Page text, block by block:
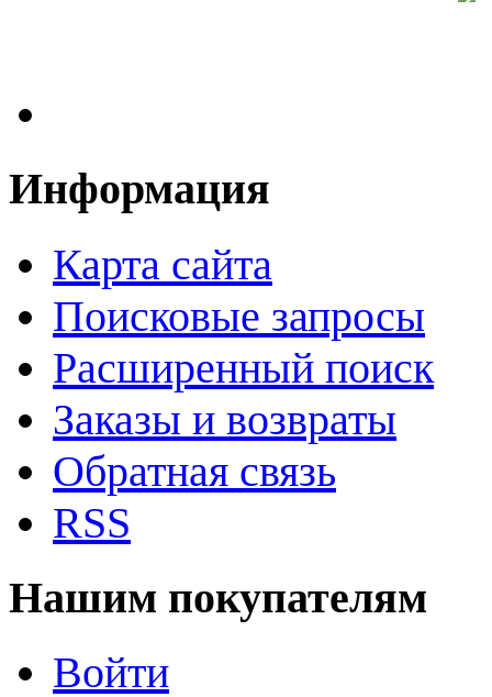
Информация
Карта сайта
Поисковые запросы
Расширенный поиск
Заказы и возвраты
Обратная связь
RSS
Нашим покупателям
Войти